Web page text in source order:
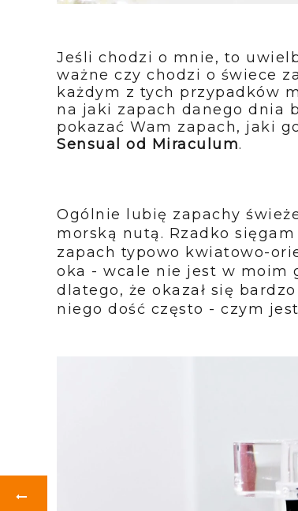
Jeśli chodzi o mnie, to
ważne czy chodzi o świece
każdym z tych przypadków
na jaki zapach danego dnia
pokazać Wam zapach, jaki
Sensual od Miraculum.
Ogólnie lubię zapachy
morską nutą. Rzadko
zapach typowo kwiatowo-
oka - wcale nie jest w moim
dlatego, że okazał się
niego dość często - czym